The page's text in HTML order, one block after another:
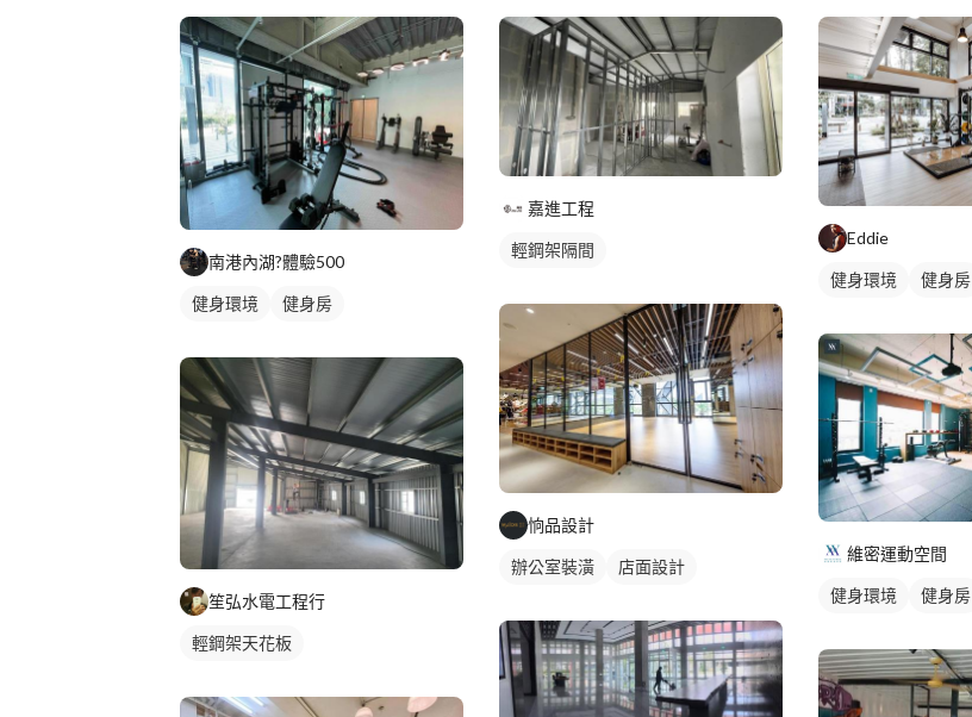
南港內湖?️體驗500
健身環境 健身房
笙弘水電工程行
輕鋼架天花板
嘉進工程
輕鋼架隔間
恦品設計
辦公室裝潢 店面設計
Eddie
健身環境 健身房
維密運動空間
健身環境 健身房